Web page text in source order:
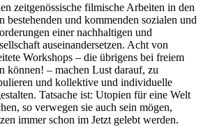
zeitgenössische filmische Arbeiten in den
bestehenden und kommenden sozialen und
einer nachhaltigen und
auseinandersetzen. Acht von
Workshops – die übrigens bei freiem
können! – machen Lust darauf, zu
und kollektive und individuelle
Tatsache ist: Utopien für eine Welt
so verwegen sie auch sein mögen,
immer schon im Jetzt gelebt werden.